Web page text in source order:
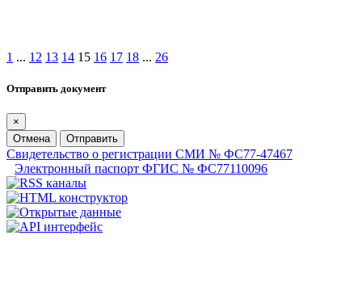
1 ... 12 13 14 15 16 17 18 ... 26
Отправить документ
×
Отмена
Отправить
Свидетельство о регистрации СМИ № ФС77-47467
Электронный паспорт ФГИС № ФС77110096